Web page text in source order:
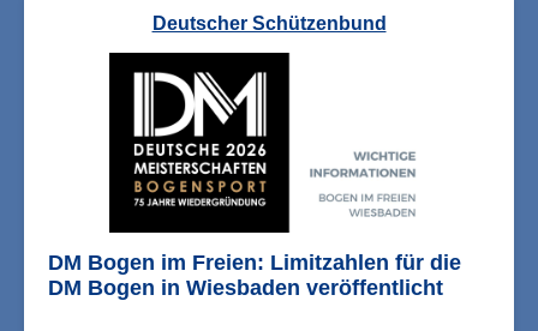
Deutscher Schützenbund
DM Bogen im Freien: Limitzahlen für die
DM Bogen in Wiesbaden veröffentlicht